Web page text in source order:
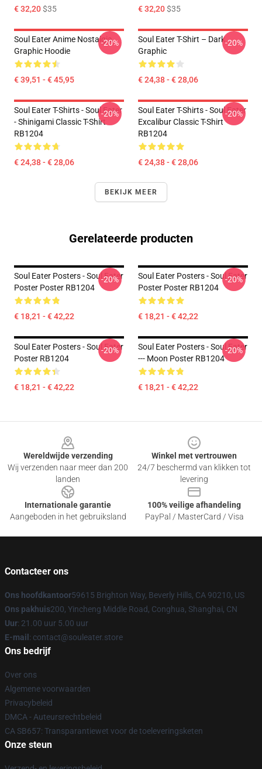
€ 32,20$35 € 32,20$35
Soul Eater Anime Nostalgia
Graphic Hoodie
€ 39,51 - € 45,95
-20%
Soul Eater T-Shirt – Dark
Graphic
€ 24,38 - € 28,06
-20%
Soul Eater T-Shirts - Soul Eater
- Shinigami Classic T-Shirt
RB1204
€ 24,38 - € 28,06
-20%
Soul Eater T-Shirts - Soul Eater
Excalibur Classic T-Shirt
RB1204
€ 24,38 - € 28,06
-20%
BEKIJK MEER
Gerelateerde producten
Soul Eater Posters - Soul Eater
Poster Poster RB1204
€ 18,21 - € 42,22
-20%
Soul Eater Posters - Soul Eater
Poster Poster RB1204
€ 18,21 - € 42,22
-20%
Soul Eater Posters - Soul Eater
Poster RB1204
€ 18,21 - € 42,22
-20%
Soul Eater Posters - Soul Eater
--- Moon Poster RB1204
€ 18,21 - € 42,22
-20%
Wereldwijde verzending
Wij verzenden naar meer dan 200
landen
Winkel met vertrouwen
24/7 beschermd van klikken tot
levering
Internationale garantie
Aangeboden in het gebruiksland
100% veilige afhandeling
PayPal / MasterCard / Visa
Contacteer ons
Ons hoofdkantoor59615 Brighton Way, Beverly Hills, CA 90210, US
Ons pakhuis200, Yincheng Middle Road, Conghua, Shanghai, CN
Uur: 21.00 uur 5.00 uur
E-mail : contact@souleater.store
Ons bedrijf
Over ons
Algemene voorwaarden
Privacybeleid
DMCA - Auteursrechtbeleid
CA SB657: Transparantiewet voor de toeleveringsketen
Onze steun